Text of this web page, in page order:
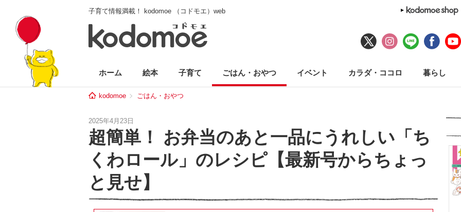
子育て情報満載！ kodomoe （コドモエ）web
ホーム 絵本 子育て ごはん・おやつ イベント カラダ・ココロ 暮らし
kodomoe ごはん・おやつ
2025年4月23日
超簡単！ お弁当のあと一品にうれしい「ち
くわロール」のレシピ【最新号からちょっ
と見せ】